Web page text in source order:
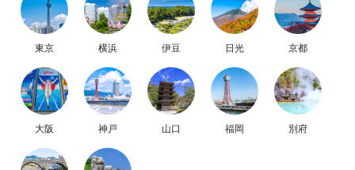
東京 横浜 伊豆 日光 京都
大阪 神戸 山口 福岡 別府